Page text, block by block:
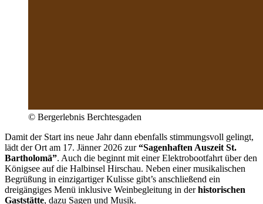
© Bergerlebnis Berchtesgaden
Damit der Start ins neue Jahr dann ebenfalls stimmungsvoll gelingt,
lädt der Ort am 17. Jänner 2026 zur“Sagenhaften Auszeit St.
Bartholomä”. Auch die beginnt mit einer Elektrobootfahrt über den
Königsee auf die Halbinsel Hirschau. Neben einer musikalischen
Begrüßung in einzigartiger Kulisse gibt’s anschließend ein
dreigängiges Menü inklusive Weinbegleitung in derhistorischen
Gaststätte, dazu Sagen und Musik.